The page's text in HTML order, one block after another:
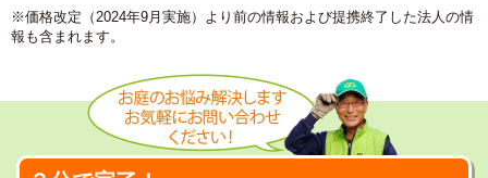
※価格改定（2024年9月実施）より前の情報および提携終了した法人の情
報も含まれます。